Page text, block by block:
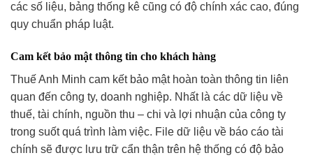
các số liệu, bảng thống kê cũng có độ chính xác cao, đúng
quy chuẩn pháp luật.
Cam kết bảo mật thông tin cho khách hàng
Thuế Anh Minh cam kết bảo mật hoàn toàn thông tin liên
quan đến công ty, doanh nghiệp. Nhất là các dữ liệu về
thuế, tài chính, nguồn thu – chi và lợi nhuận của công ty
trong suốt quá trình làm việc. File dữ liệu về báo cáo tài
chính sẽ được lưu trữ cẩn thận trên hệ thống có độ bảo